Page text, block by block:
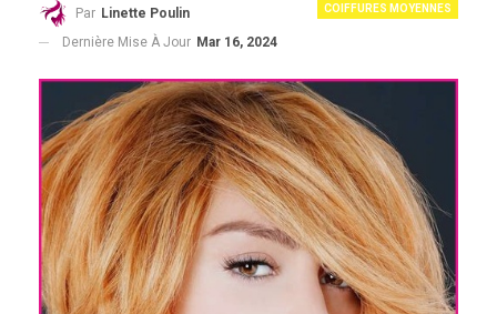
COIFFURES MOYENNES
Par Linette Poulin
Dernière Mise À Jour Mar 16, 2024